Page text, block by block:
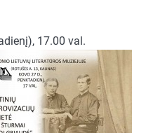
17.00 val.